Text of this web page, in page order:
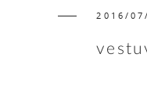
2016/